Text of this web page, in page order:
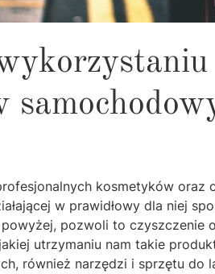
kosmetyków oraz
w prawidłowy dla niej
pozwoli to czyszczenie
utrzymaniu nam takie
również narzędzi i sprzętu do